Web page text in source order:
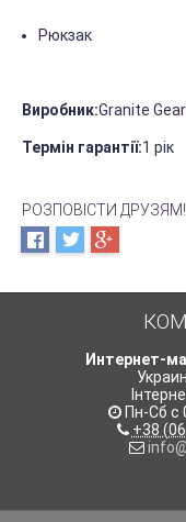
Рюкзак
Виробник:Granite
Термін гарантії:1 рік
РОЗПОВІСТИ ДРУЗЯМ!
Интернет-
Пн-Сб с
+38